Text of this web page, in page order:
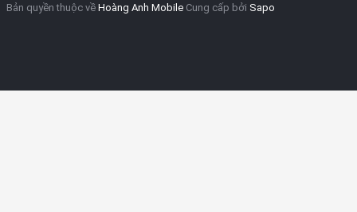
Bản quyền thuộc về Hoàng Anh Mobile Cung cấp bởi Sapo